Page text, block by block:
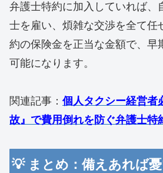
弁護士特約に加入していれば、
士を雇い、煩雑な交渉を全て任
約の保険金を正当な金額で、早
可能になります。
​関連記事： 個人タクシー経営者
故』で費用倒れを防ぐ弁護士特
​💡 まとめ：備えあれば